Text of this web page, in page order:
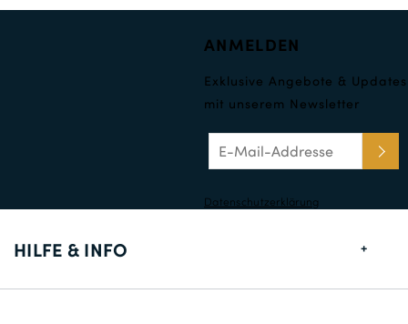
ANMELDEN
Exklusive Angebote & Updates
mit unserem Newsletter
Datenschutzerklärung
HILFE & INFO